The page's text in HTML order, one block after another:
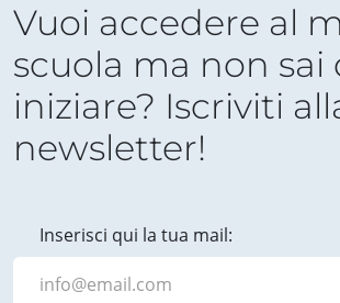
Vuoi accedere al
scuola ma non sai
iniziare? Iscriviti
newsletter!
Inserisci qui la tua mail: